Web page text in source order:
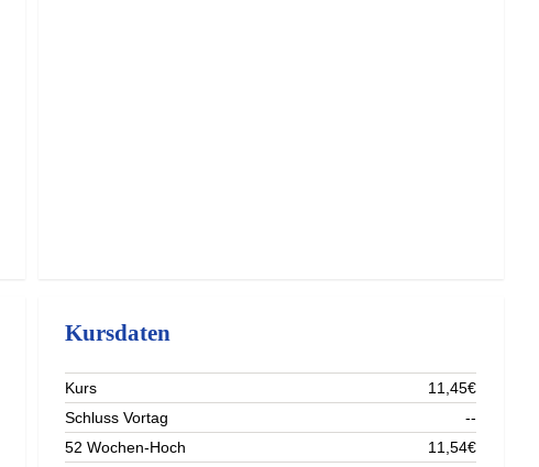
Kursdaten
Kurs
11,45€
Schluss Vortag
--
52 Wochen-Hoch
11,54€